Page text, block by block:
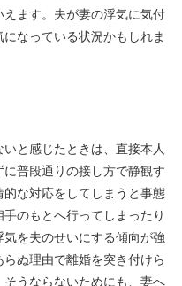
ます。夫が妻の浮気に気付
なっている状況かもしれま
と感じたときは、直接本人
普段通りの接し方で静観す
な対応をしてしまうと事態
のもとへ行ってしまったり
を夫のせいにする傾向が強
ぬ理由で離婚を突き付けら
うならないためにも、妻へ